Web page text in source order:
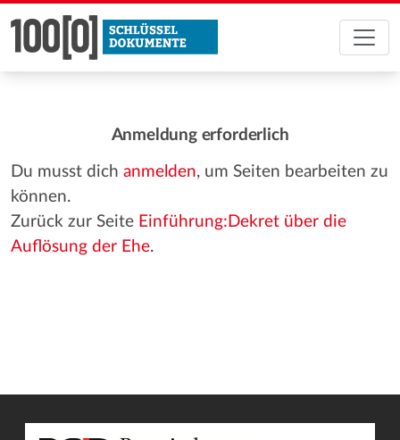
Anmeldung erforderlich
Du musst dich anmelden, um Seiten bearbeiten zu
können.
Zurück zur Seite Einführung:Dekret über die
Auflösung der Ehe.